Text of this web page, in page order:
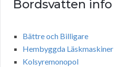
Bordsvatten info
Bättre och Billigare
Hembyggda Läskmaskiner
Kolsyremonopol